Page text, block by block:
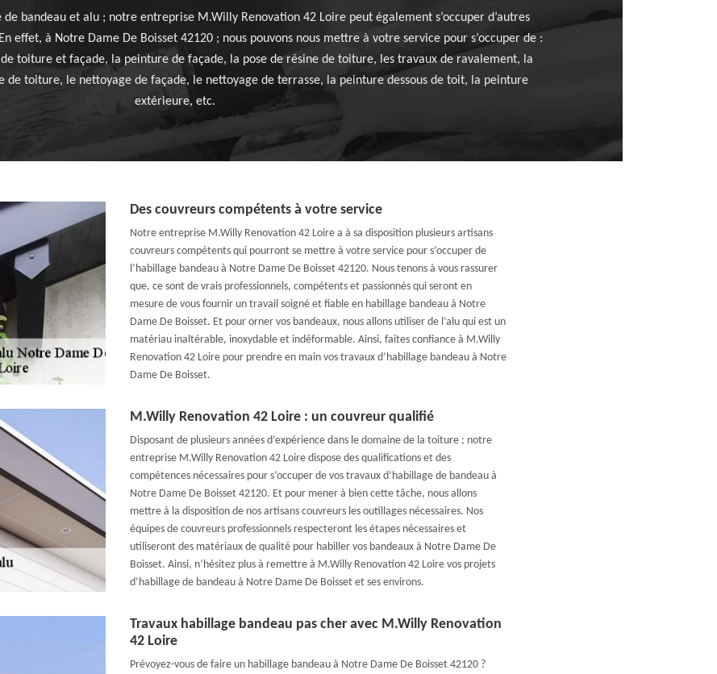
de bandeau et alu ; notre entreprise M.Willy Renovation 42 Loire peut également s’occuper d’autres
effet, à Notre Dame De Boisset 42120 ; nous pouvons nous mettre à votre service pour s’occuper de :
toiture et façade, la peinture de façade, la pose de résine de toiture, les travaux de ravalement, la
de toiture, le nettoyage de façade, le nettoyage de terrasse, la peinture dessous de toit, la peinture
extérieure, etc.
Des couvreurs compétents à votre service
Notre entreprise M.Willy Renovation 42 Loire a à sa disposition plusieurs artisans
couvreurs compétents qui pourront se mettre à votre service pour s’occuper de
l’habillage bandeau à Notre Dame De Boisset 42120. Nous tenons à vous rassurer
que, ce sont de vrais professionnels, compétents et passionnés qui seront en
mesure de vous fournir un travail soigné et fiable en habillage bandeau à Notre
Dame De Boisset. Et pour orner vos bandeaux, nous allons utiliser de l’alu qui est un
matériau inaltérable, inoxydable et indéformable. Ainsi, faites confiance à M.Willy
Renovation 42 Loire pour prendre en main vos travaux d’habillage bandeau à Notre
Dame De Boisset.
M.Willy Renovation 42 Loire : un couvreur qualifié
Disposant de plusieurs années d’expérience dans le domaine de la toiture ; notre
entreprise M.Willy Renovation 42 Loire dispose des qualifications et des
compétences nécessaires pour s’occuper de vos travaux d’habillage de bandeau à
Notre Dame De Boisset 42120. Et pour mener à bien cette tâche, nous allons
mettre à la disposition de nos artisans couvreurs les outillages nécessaires. Nos
équipes de couvreurs professionnels respecteront les étapes nécessaires et
utiliseront des matériaux de qualité pour habiller vos bandeaux à Notre Dame De
Boisset. Ainsi, n’hésitez plus à remettre à M.Willy Renovation 42 Loire vos projets
d’habillage de bandeau à Notre Dame De Boisset et ses environs.
Travaux habillage bandeau pas cher avec M.Willy Renovation
42 Loire
Prévoyez-vous de faire un habillage bandeau à Notre Dame De Boisset 42120 ?